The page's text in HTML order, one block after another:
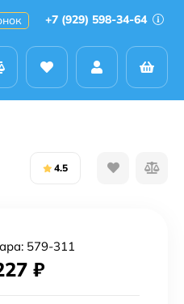
+7 (929) 598-34-64
4.5
579-311
₽